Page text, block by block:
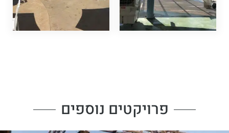
פרויקטים נוספים